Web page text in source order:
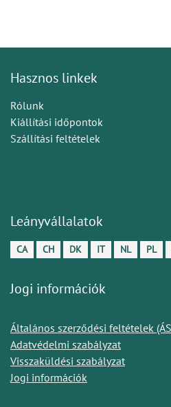
Hasznos linkek
Rólunk
Kiállítási időpontok
Szállítási feltételek
Leányvállalatok
CA CH DK IT NL PL
Jogi információk
Általános szerződési feltételek
Adatvédelmi szabályzat
Visszaküldési szabályzat
Jogi információk